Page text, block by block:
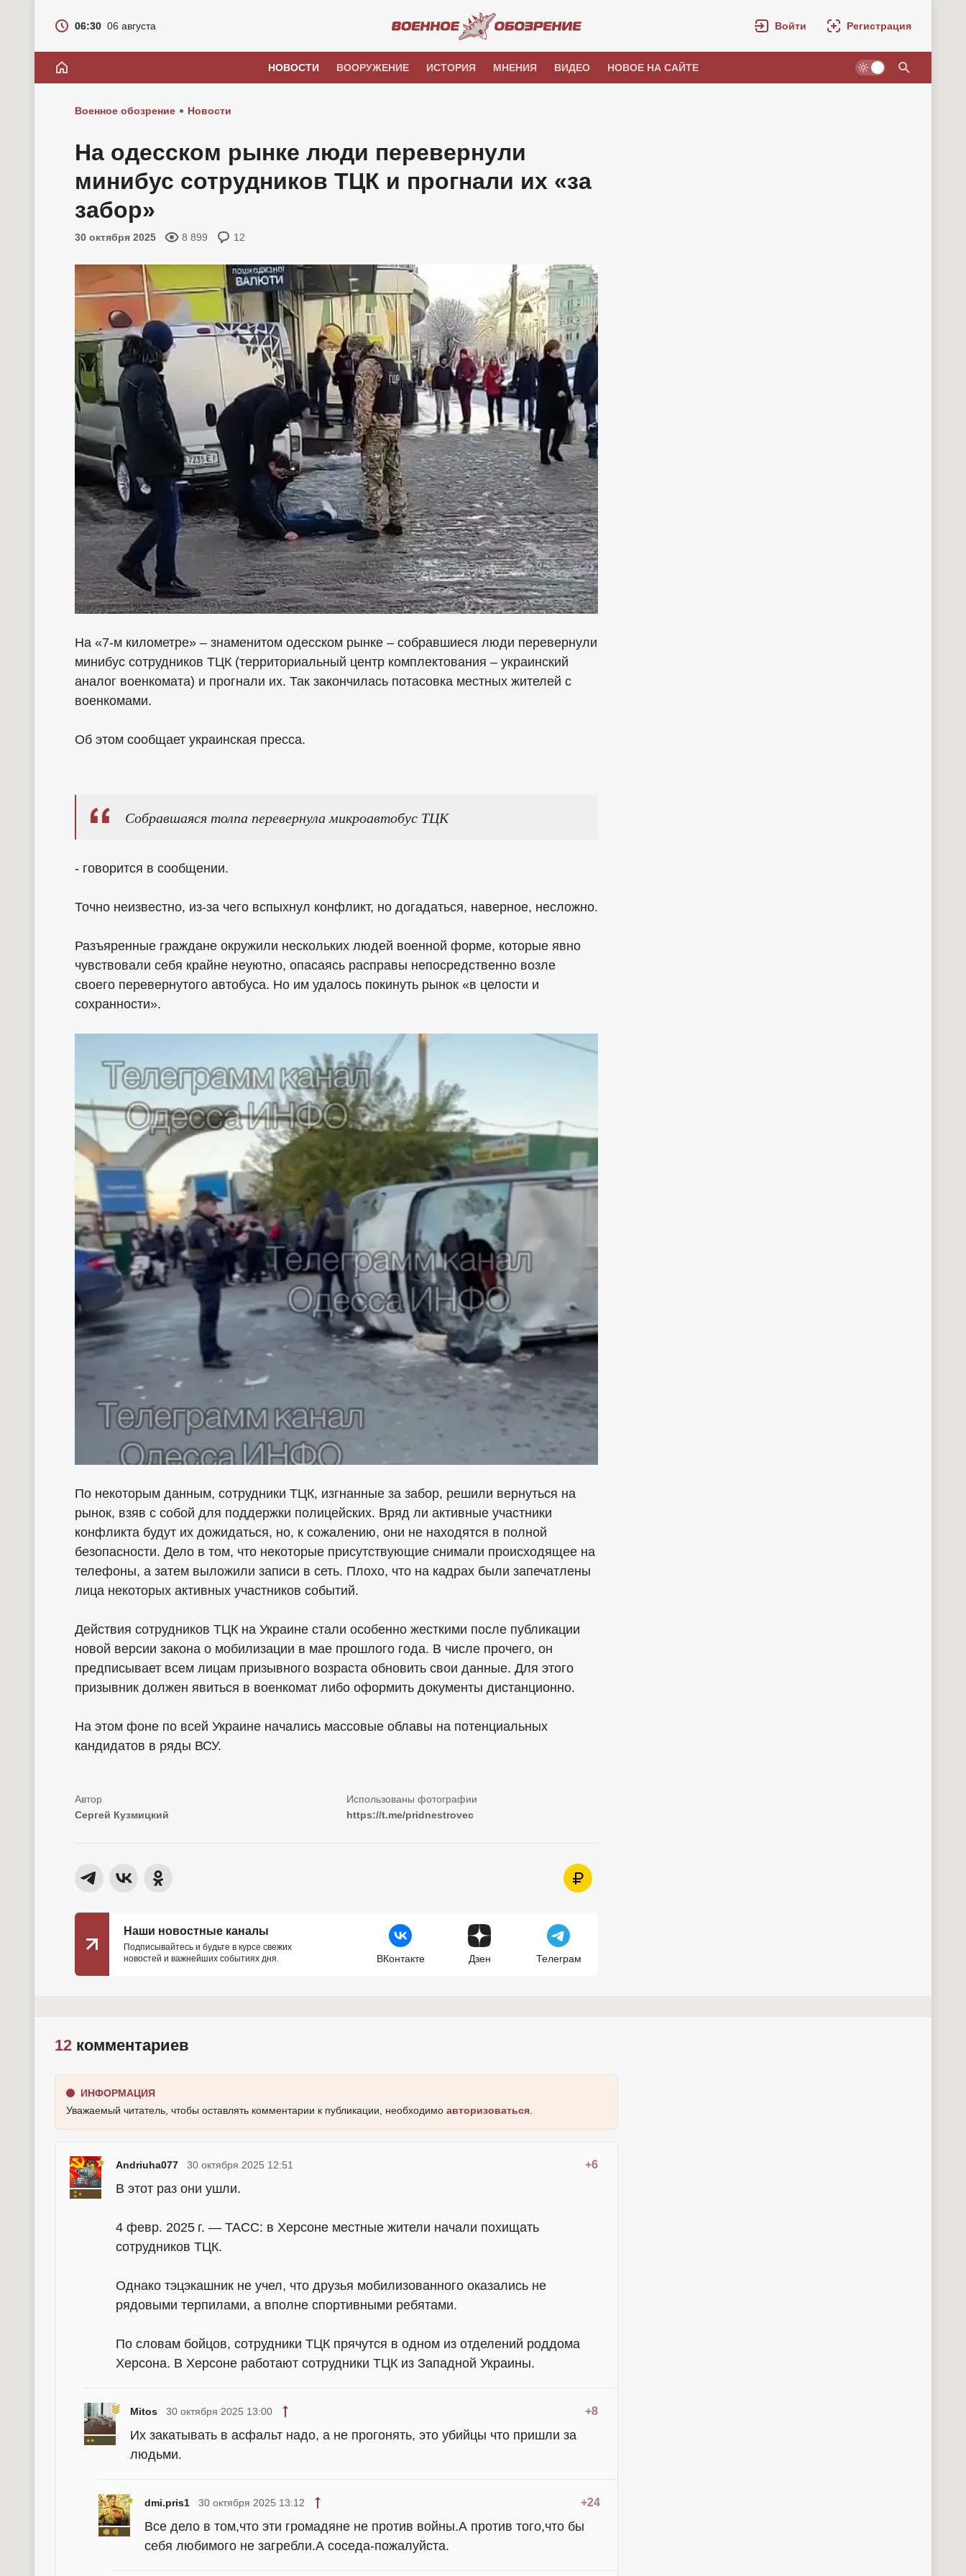
06:30 06 августа Войти Регистрация
НОВОСТИ ВООРУЖЕНИЕ ИСТОРИЯ МНЕНИЯ ВИДЕО НОВОЕ НА САЙТЕ
Военное обозрение Новости
На одесском рынке люди перевернули
минибус сотрудников ТЦК и прогнали их «за
забор»
30 октября 2025 8 899 12
На «7-м километре» – знаменитом одесском рынке – собравшиеся люди перевернули
минибус сотрудников ТЦК (территориальный центр комплектования – украинский
аналог военкомата) и прогнали их. Так закончилась потасовка местных жителей с
военкомами.
Об этом сообщает украинская пресса.
Собравшаяся толпа перевернула микроавтобус ТЦК
- говорится в сообщении.
Точно неизвестно, из-за чего вспыхнул конфликт, но догадаться, наверное, несложно.
Разъяренные граждане окружили нескольких людей военной форме, которые явно
чувствовали себя крайне неуютно, опасаясь расправы непосредственно возле
своего перевернутого автобуса. Но им удалось покинуть рынок «в целости и
сохранности».
По некоторым данным, сотрудники ТЦК, изгнанные за забор, решили вернуться на
рынок, взяв с собой для поддержки полицейских. Вряд ли активные участники
конфликта будут их дожидаться, но, к сожалению, они не находятся в полной
безопасности. Дело в том, что некоторые присутствующие снимали происходящее на
телефоны, а затем выложили записи в сеть. Плохо, что на кадрах были запечатлены
лица некоторых активных участников событий.
Действия сотрудников ТЦК на Украине стали особенно жесткими после публикации
новой версии закона о мобилизации в мае прошлого года. В числе прочего, он
предписывает всем лицам призывного возраста обновить свои данные. Для этого
призывник должен явиться в военкомат либо оформить документы дистанционно.
На этом фоне по всей Украине начались массовые облавы на потенциальных
кандидатов в ряды ВСУ.
Сергей Кузмицкий https://t.me/pridnestrovec
Наши новостные каналы
Подписывайтесь и будьте в курсе свежих
новостей и важнейших событиях дня.
ВКонтакте Дзен Телеграм
12 комментариев
ИНФОРМАЦИЯ
Уважаемый читатель, чтобы оставлять комментарии к публикации, необходимо авторизоваться.
Andriuha077 +6
30 октября 2025 12:51
В этот раз они ушли.
4 февр. 2025 г. — ТАСС: в Херсоне местные жители начали похищать
сотрудников ТЦК.
Однако тэцэкашник не учел, что друзья мобилизованного оказались не
рядовыми терпилами, а вполне спортивными ребятами.
По словам бойцов, сотрудники ТЦК прячутся в одном из отделений роддома
Херсона. В Херсоне работают сотрудники ТЦК из Западной Украины.
Mitos +8
30 октября 2025 13:00
Их закатывать в асфальт надо, а не прогонять, это убийцы что пришли за
людьми.
dmi.pris1 +24
30 октября 2025 13:12
Все дело в том,что эти громадяне не против войны.А против того,что бы
себя любимого не загребли.А соседа-пожалуйста.